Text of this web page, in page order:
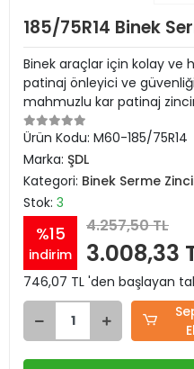
185/75R14 Binek
Binek araçlar için kolay ve
patinaj önleyici ve
mahmuzlu kar patinaj
Ürün Kodu: M60-185/75R14
Marka: ŞDL
Kategori: Binek Serme
Stok: 3
%15
indirim
4.257,50 TL
3.008,33
746,07 TL 'den başlayan